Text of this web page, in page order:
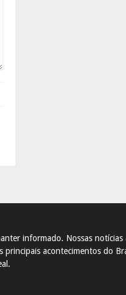
informado. Nossas notícias
acontecimentos do